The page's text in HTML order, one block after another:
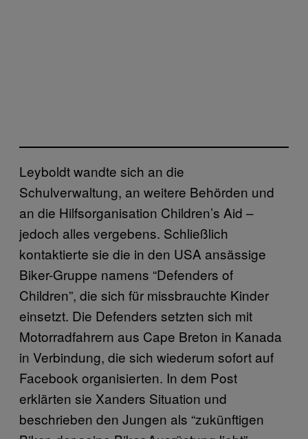
Leyboldt wandte sich an die
Schulverwaltung, an weitere Behörden und
an die Hilfsorganisation Children’s Aid –
jedoch alles vergebens. Schließlich
kontaktierte sie die in den USA ansässige
Biker-Gruppe namens “Defenders of
Children”, die sich für missbrauchte Kinder
einsetzt. Die Defenders setzten sich mit
Motorradfahrern aus Cape Breton in Kanada
in Verbindung, die sich wiederum sofort auf
Facebook organisierten. In dem Post
erklärten sie Xanders Situation und
beschrieben den Jungen als “zukünftigen